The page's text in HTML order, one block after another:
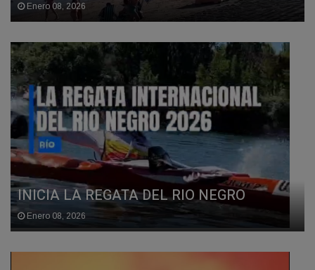
Enero 08, 2026
INICIA LA REGATA DEL RIO NEGRO
Enero 08, 2026